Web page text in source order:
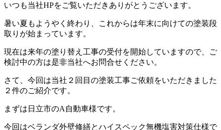
いつも当社HPをご覧いただきありがとうございます。
暑い夏もようやく終わり、これからは年末に向けての塗装段
取りが始まっています。
現在は来年の塗り替え工事の受付を開始していますので、ご
検討中の方は是非当社へお問合せください。
さて、今回は当社２回目の塗装工事ご依頼をいただきました
２件のご紹介です。
まずは日立市のA自動車様です。
今回はベランダ外壁修繕とハイスペック無機塩害対策仕様で